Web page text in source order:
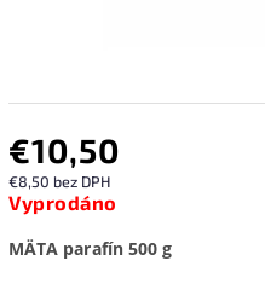
€10,50
€8,50 bez DPH
Vyprodáno
MÄTA parafín 500 g